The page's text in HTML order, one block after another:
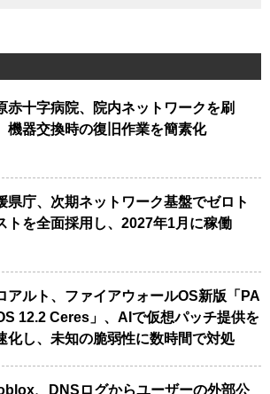
赤十字病院、院内ネットワークを刷
機器交換時の復旧作業を簡素化
県庁、次期ネットワーク基盤でゼロト
トを全面採用し、2027年1月に稼働
アルト、ファイアウォールOS新版「PA
12.2 Ceres」、AIで仮想パッチ提供を
化し、未知の脆弱性に数時間で対処
、DNSログからユーザーの外部公